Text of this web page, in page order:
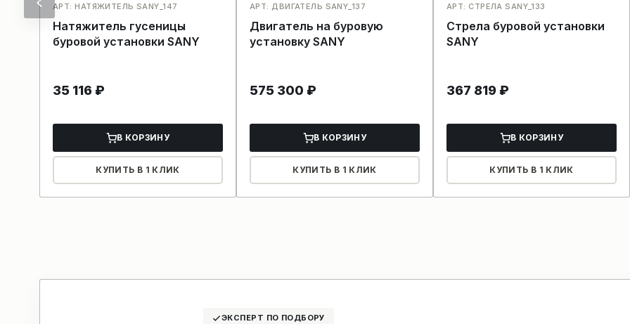
АРТ: НАТЯЖИТЕЛЬ SANY_147
Натяжитель гусеницы
буровой установки SANY
35 116 ₽
В КОРЗИНУ
КУПИТЬ В 1 КЛИК
АРТ: ДВИГАТЕЛЬ SANY_137
Двигатель на буровую
установку SANY
575 300 ₽
В КОРЗИНУ
КУПИТЬ В 1 КЛИК
АРТ: СТРЕЛА SANY_133
Стрела буровой установки
SANY
367 819₽
В КОРЗИНУ
КУПИТЬ В 1 КЛИК
ЭКСПЕРТ ПО ПОДБОРУ